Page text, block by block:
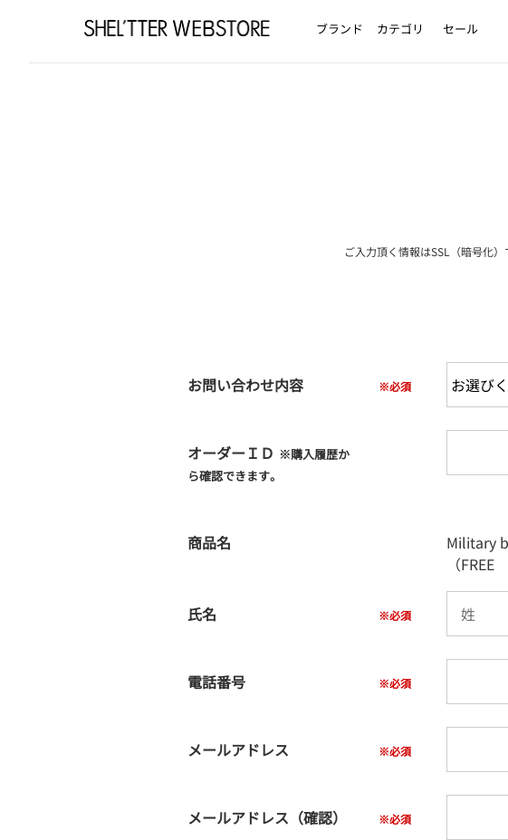
ブランド カテゴリ セール
ご入力頂く情報はSSL（暗号化
お問い合わせ内容
オーダーＩＤ ※購入履歴か
ら確認できます。
商品名
Military
（FREE
氏名
電話番号
メールアドレス
メールアドレス（確認）